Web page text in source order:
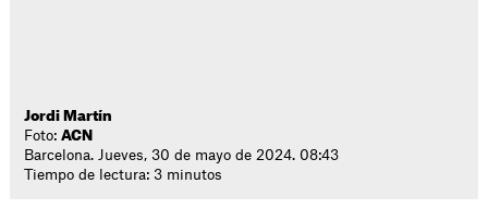
Jordi Martín
Foto:ACN
Barcelona. Jueves, 30 de mayo de 2024. 08:43
Tiempo de lectura: 3 minutos